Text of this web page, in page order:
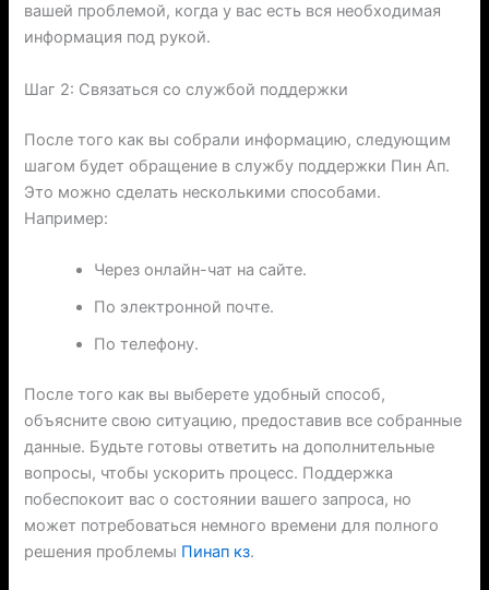
вашей проблемой, когда у вас есть вся необходимая
информация под рукой.
Шаг 2: Связаться со службой поддержки
После того как вы собрали информацию, следующим
шагом будет обращение в службу поддержки Пин Ап.
Это можно сделать несколькими способами.
Например:
Через онлайн-чат на сайте.
По электронной почте.
По телефону.
После того как вы выберете удобный способ,
объясните свою ситуацию, предоставив все собранные
данные. Будьте готовы ответить на дополнительные
вопросы, чтобы ускорить процесс. Поддержка
побеспокоит вас о состоянии вашего запроса, но
может потребоваться немного времени для полного
решения проблемы Пинап кз.